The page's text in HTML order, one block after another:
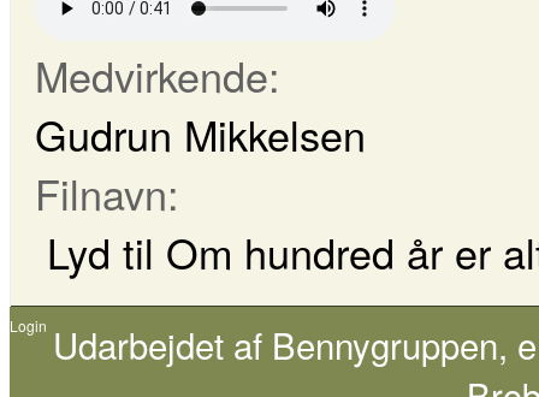
Medvirkende:
Gudrun Mikkelsen
Filnavn:
Lyd til Om hundred år er
Login Udarbejdet af Bennygruppen,